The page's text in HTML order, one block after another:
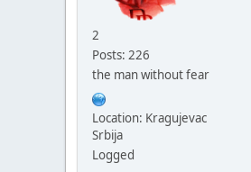
2
Posts: 226
the man without fear
Location: Kragujevac
Srbija
Logged